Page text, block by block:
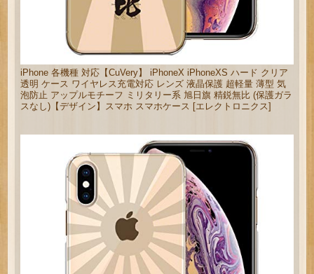
iPhone 各機種 対応【CuVery】 iPhoneX iPhoneXS ハード クリア
透明 ケース ワイヤレス充電対応 レンズ 液晶保護 超軽量 薄型 気
泡防止 アップルモチーフ ミリタリー系 旭日旗 精鋭無比 (保護ガラ
スなし)【デザイン】スマホ スマホケース [エレクトロニクス]